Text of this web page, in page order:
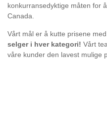
konkurransedyktige måten for
Canada.
Vårt mål er å kutte prisene
selger i hver kategori! Vårt
våre kunder den lavest mulige